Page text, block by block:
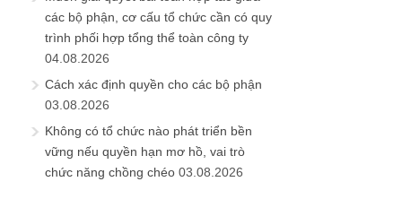
các bộ phận, cơ cấu tổ chức cần có quy
trình phối hợp tổng thể toàn công ty
04.08.2026
Cách xác định quyền cho các bộ phận
03.08.2026
Không có tổ chức nào phát triển bền
vững nếu quyền hạn mơ hồ, vai trò
chức năng chồng chéo 03.08.2026